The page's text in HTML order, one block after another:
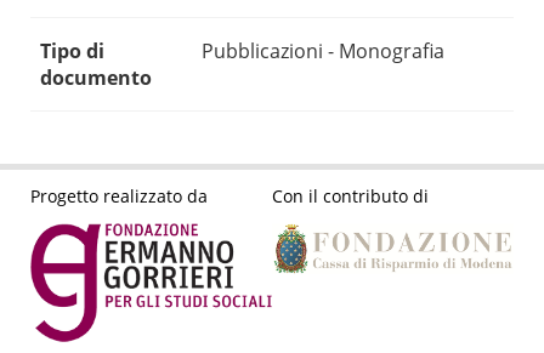
Tipo di
documento
Pubblicazioni - Monografia
Progetto realizzato da Con il contributo di